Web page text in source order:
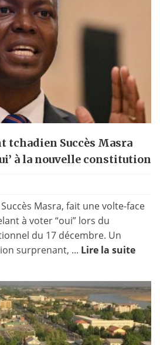
tchadien Succès Masra
à la nouvelle constitution
Masra, fait une volte-face
à voter “oui” lors du
du 17 décembre. Un
surprenant, ... Lire la suite